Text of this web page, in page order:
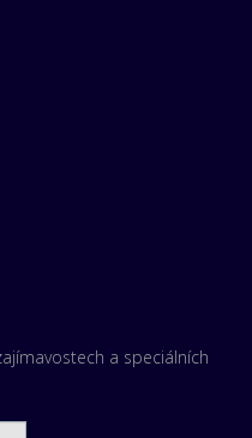
a speciálních